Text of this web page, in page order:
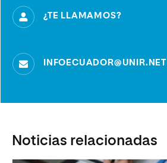
¿TE LLAMAMOS?
INFOECUADOR@UNIR.NET
Noticias relacionadas